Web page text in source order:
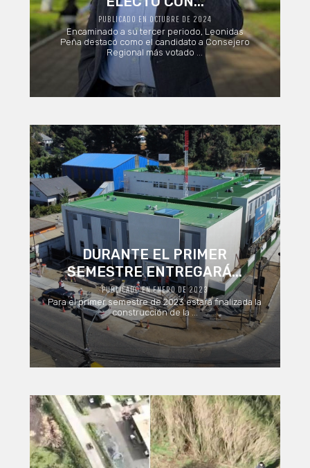
PUBLICADO EN OCTUBRE DE 2024
Encaminado a su tercer periodo, Leonidas
Peña destacó como el candidato a Consejero
Regional más votado ...
DURANTE EL PRIMER
SEMESTRE ENTREGARÁ...
PUBLICADO EN ENERO DE 2023
Para el primer semestre de 2023 estará finalizada la
construcción de la ...